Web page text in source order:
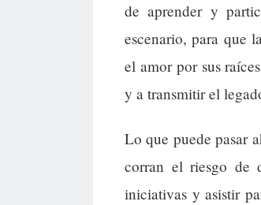
de aprender y
escenario, para que
el amor por sus
y a transmitir el
Lo que puede pasar
corran el riesgo de
iniciativas y asistir